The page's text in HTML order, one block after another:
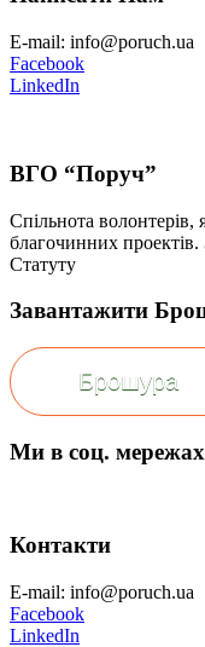
E-mail: info@poruch.ua
Facebook
LinkedIn
ВГО “Поруч”
Спільнота волонтерів,
благочинних проектів.
Статуту
Завантажити
Брошура
Ми в соц. мережах
Контакти
E-mail: info@poruch.ua
Facebook
LinkedIn